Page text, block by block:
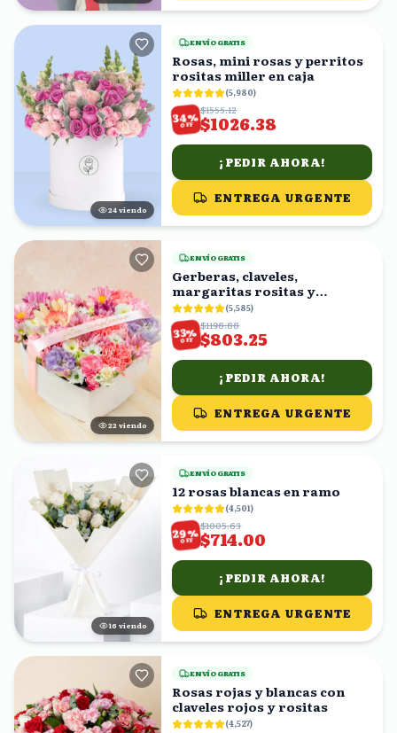
23 viendo
ENVÍO GRATIS
Rosas, mini rosas y perritos
rositas miller en caja
(5,980)
34%
OFF
$1555.12
$1026.38
¡PEDIR AHORA!
ENTREGA URGENTE
22 viendo
ENVÍO GRATIS
Gerberas, claveles,
margaritas rositas y
margaritas blancas en caja
forma corazón
(5,585)
33%
OFF
$1198.88
$803.25
¡PEDIR AHORA!
ENTREGA URGENTE
15 viendo
ENVÍO GRATIS
12 rosas blancas en ramo
(4,501)
29%
OFF
$1005.63
$714.00
¡PEDIR AHORA!
ENTREGA URGENTE
ENVÍO GRATIS
Rosas rojas y blancas con
claveles rojos y rositas
(4,527)